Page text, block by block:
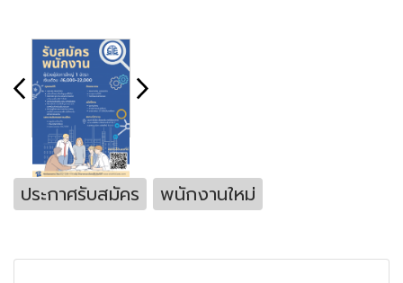
ประกาศรับสมัคร พนักงานใหม่